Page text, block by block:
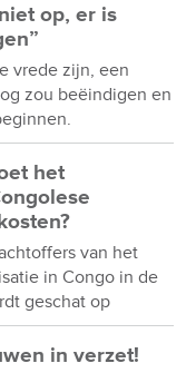
op, er is
vrede zijn, een
zou beëindigen en
het
van het
in Congo in de
geschat op
in verzet!